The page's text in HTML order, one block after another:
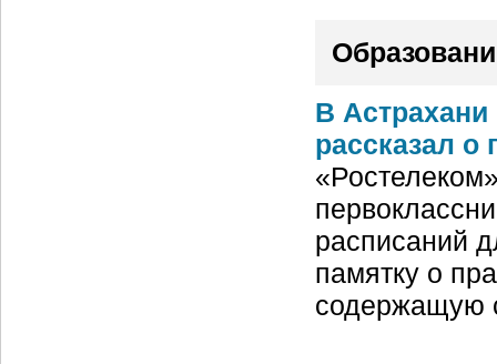
В Астрахани
рассказал о
расписаний
памятку о
содержащую